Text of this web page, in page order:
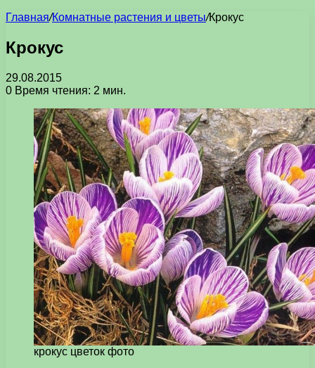
Главная/Комнатные растения и цветы/Крокус
Крокус
29.08.2015
0 Время чтения: 2 мин.
крокус цветок фото